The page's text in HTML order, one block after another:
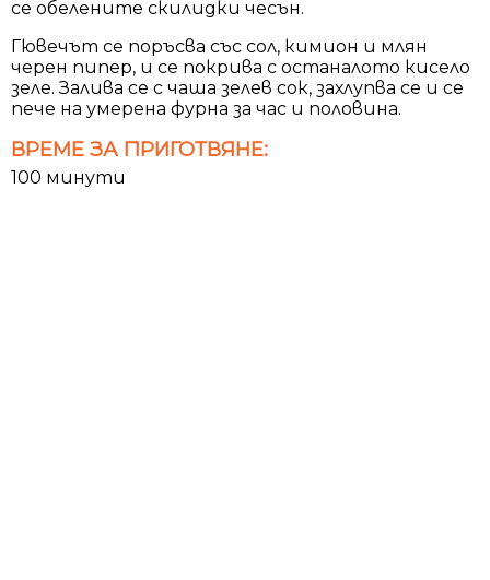
се обелените скилидки чесън.
Гювечът се поръсва със сол, кимион и млян
черен пипер, и се покрива с останалото кисело
зеле. Залива се с чаша зелев сок, захлупва се и се
пече на умерена фурна за час и половина.
ВРЕМЕ ЗА ПРИГОТВЯНЕ:
100 минути